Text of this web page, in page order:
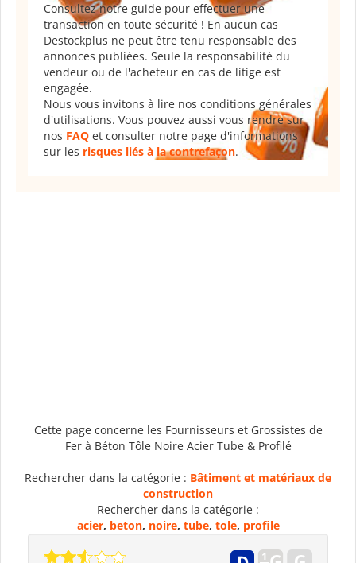
Consultez notre guide pour effectuer une
transaction en toute sécurité ! En aucun cas
Destockplus ne peut être tenu responsable des
annonces publiées. Seule la responsabilité du
vendeur ou de l'acheteur en cas de litige est
engagée.
Nous vous invitons à lire nos conditions générales
d'utilisations. Vous pouvez aussi vous rendre sur
nos FAQ et consulter notre page d'informations
sur les risques liés à la contrefaçon.
Cette page concerne les Fournisseurs et Grossistes de
Fer à Béton Tôle Noire Acier Tube & Profilé
Rechercher dans la catégorie : Bâtiment et matériaux de
construction
Rechercher dans la catégorie :
acier, beton, noire, tube, tole, profile